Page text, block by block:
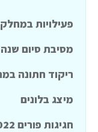
פעילויות
מסיבת סיום
ריקוד חתונה
מיצג בלונים
חגיגות פורים 2022